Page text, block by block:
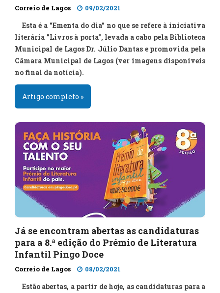
Correio de Lagos 09/02/2021
Esta é a "Ementa do dia" no que se refere à iniciativa
literária "Livros à porta", levada a cabo pela Biblioteca
Municipal de Lagos Dr. Júlio Dantas e promovida pela
Câmara Municipal de Lagos (ver imagens disponíveis
no final da notícia).
Artigo completo »
Já se encontram abertas as candidaturas
para a 8.ª edição do Prémio de Literatura
Infantil Pingo Doce
Correio de Lagos 08/02/2021
Estão abertas, a partir de hoje, as candidaturas para a